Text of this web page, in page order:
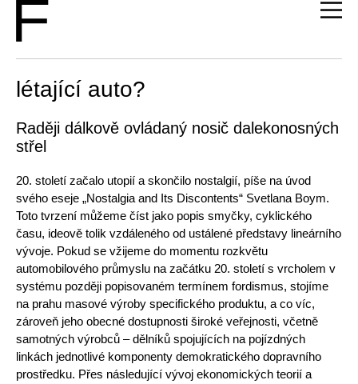
létající auto?
Raději dálkově ovládaný nosič dalekonosných
střel
20. století začalo utopií a skončilo nostalgií, píše na úvod
svého eseje „Nostalgia and Its Discontents“ Svetlana Boym.
Toto tvrzení můžeme číst jako popis smyčky, cyklického
času, ideově tolik vzdáleného od ustálené představy lineárního
vývoje. Pokud se vžijeme do momentu rozkvětu
automobilového průmyslu na začátku 20. století s vrcholem v
systému později popisovaném termínem fordismus, stojíme
na prahu masové výroby specifického produktu, a co víc,
zároveň jeho obecné dostupnosti široké veřejnosti, včetně
samotných výrobců – dělníků spojujících na pojízdných
linkách jednotlivé komponenty demokratického dopravního
prostředku. Přes následující vývoj ekonomických teorií a